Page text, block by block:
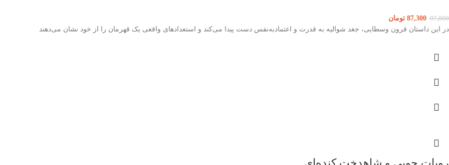
97,000
87,300 تومان
در این داستان قرون وسطایی، جغد شوالیه به قدرت و اعتمادبه‌نفس دست پیدا می‌کند و استعدادهای واقعی یک قهرمان را از خود نشان می‌دهند